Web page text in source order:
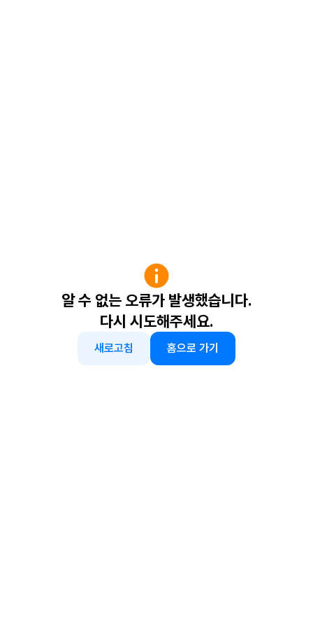
알 수 없는 오류가 발생했습니다.
다시 시도해주세요.
새로고침 홈으로 가기